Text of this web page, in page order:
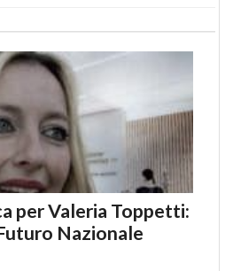
per Valeria Toppetti:
Nazionale